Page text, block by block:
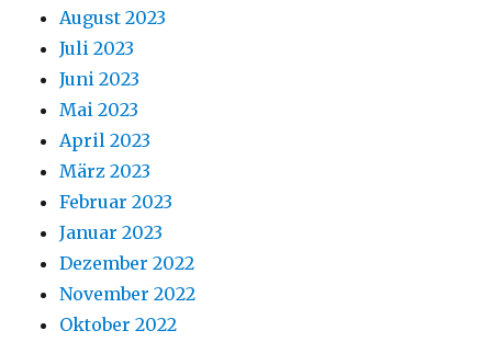
August 2023
Juli 2023
Juni 2023
Mai 2023
April 2023
März 2023
Februar 2023
Januar 2023
Dezember 2022
November 2022
Oktober 2022